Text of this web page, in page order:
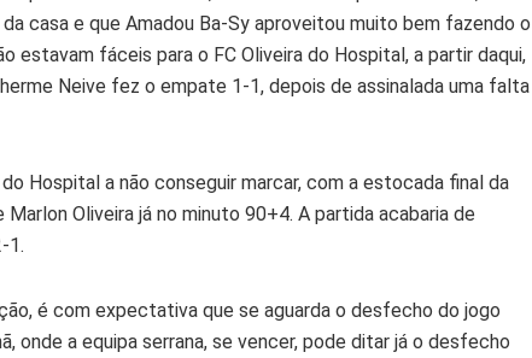
casa e que Amadou Ba-Sy aproveitou muito bem fazendo o
estavam fáceis para o FC Oliveira do Hospital, a partir daqui,
Neive fez o empate 1-1, depois de assinalada uma falta
Hospital a não conseguir marcar, com a estocada final da
Oliveira já no minuto 90+4. A partida acabaria de
1.
é com expectativa que se aguarda o desfecho do jogo
onde a equipa serrana, se vencer, pode ditar já o desfecho